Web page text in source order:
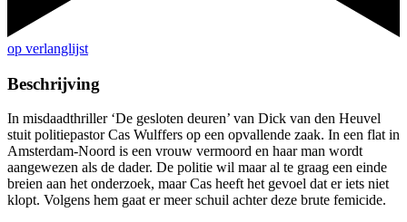
op verlanglijst
Beschrijving
In misdaadthriller ‘De gesloten deuren’ van Dick van den Heuvel
stuit politiepastor Cas Wulffers op een opvallende zaak. In een flat in
Amsterdam-Noord is een vrouw vermoord en haar man wordt
aangewezen als de dader. De politie wil maar al te graag een einde
breien aan het onderzoek, maar Cas heeft het gevoel dat er iets niet
klopt. Volgens hem gaat er meer schuil achter deze brute femicide.